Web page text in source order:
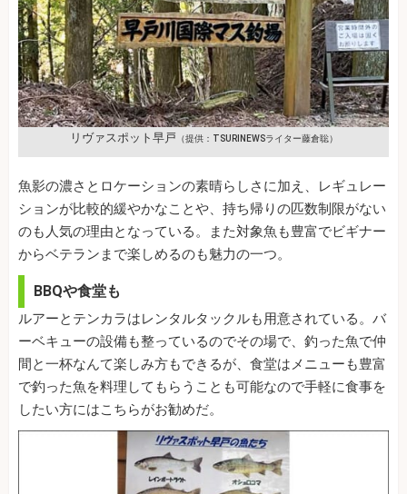
リヴァスポット早戸 （提供：TSURINEWSライター藤倉聡）
魚影の濃さとロケーションの素晴らしさに加え、レギュレー
ションが比較的緩やかなことや、持ち帰りの匹数制限がない
のも人気の理由となっている。また対象魚も豊富でビギナー
からベテランまで楽しめるのも魅力の一つ。
BBQや食堂も
ルアーとテンカラはレンタルタックルも用意されている。バ
ーベキューの設備も整っているのでその場で、釣った魚で仲
間と一杯なんて楽しみ方もできるが、食堂はメニューも豊富
で釣った魚を料理してもらうことも可能なので手軽に食事を
したい方にはこちらがお勧めだ。